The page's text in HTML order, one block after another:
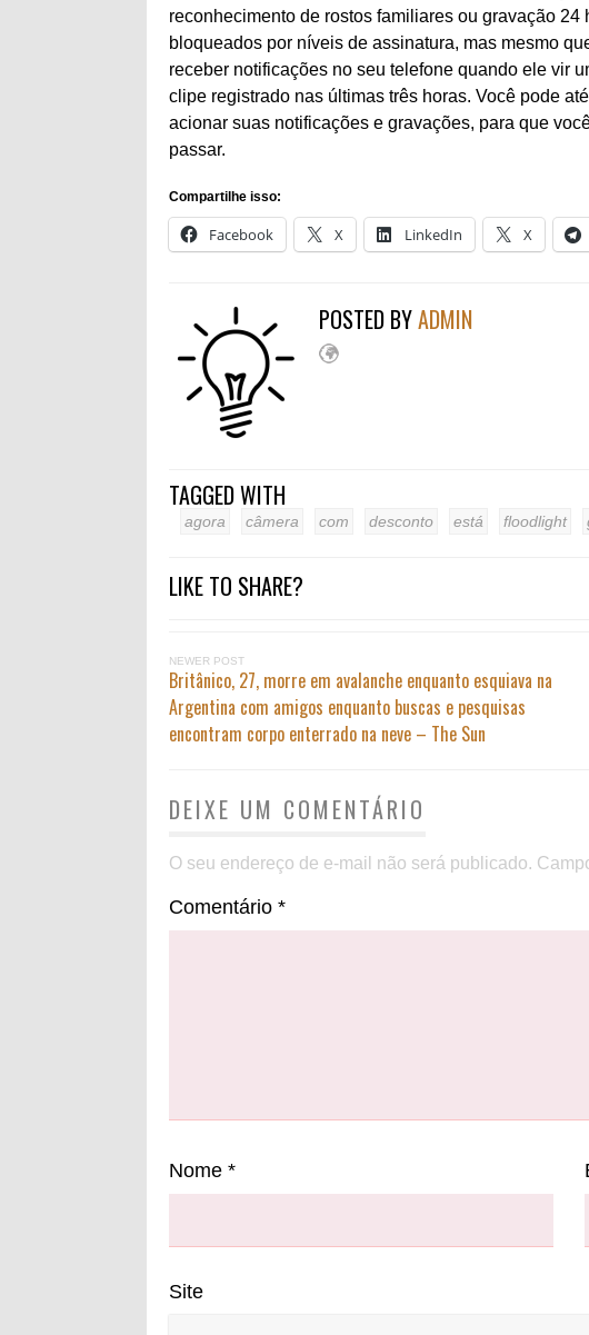
reconhecimento de rostos familiares ou gravação
bloqueados por níveis de assinatura, mas mesmo
receber notificações no seu telefone quando ele vir
clipe registrado nas últimas três horas. Você pode
acionar suas notificações e gravações, para que
passar.
Compartilhe isso:
Facebook X LinkedIn X
POSTED BYADMIN
TAGGED WITH
agora câmera com desconto está floodlight
LIKE TO SHARE?
NEWER POST
Britânico, 27, morre em avalanche enquanto esquiava na
Argentina com amigos enquanto buscas e pesquisas
encontram corpo enterrado na neve – The Sun
DEIXE UM COMENTÁRIO
O seu endereço de e-mail não será publicado.
Comentário *
Nome *
Site